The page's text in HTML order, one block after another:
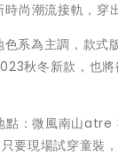
尚潮流接軌，穿
系為主調，款式
秋冬新款，也將
：微風南山
要現場試穿童裝